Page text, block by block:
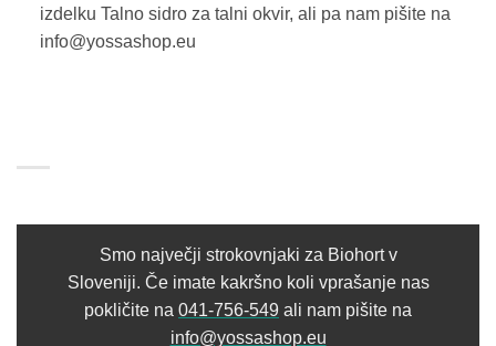
izdelku Talno sidro za talni okvir, ali pa nam pišite na
info@yossashop.eu
Smo največji strokovnjaki za Biohort v
Sloveniji. Če imate kakršno koli vprašanje nas
pokličite na 041-756-549 ali nam pišite na
info@yossashop.eu